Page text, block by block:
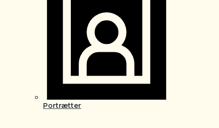
Portrætter